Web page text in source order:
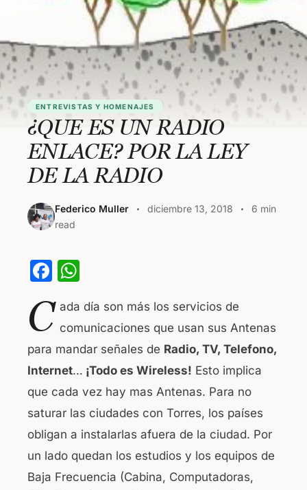
ENTREVISTAS Y HOMENAJES
¿QUE ES UN RADIO
ENLACE? POR LA LEY
DE LA RADIO
Federico Muller diciembre 13, 2018
6 min
read
F
c
e
b
o
o
k
at
s
A
p
p
C ada día son más los servicios de
comunicaciones que usan sus Antenas
para mandar señales de Radio, TV, Telefono,
Internet… ¡Todo es Wireless! Esto implica
que cada vez hay mas Antenas. Para no
saturar las ciudades con Torres, los países
obligan a instalarlas afuera de la ciudad. Por
un lado quedan los estudios y los equipos de
Baja Frecuencia (Cabina, Computadoras,